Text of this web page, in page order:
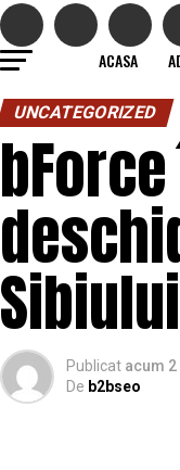
ACASA
UNCATEGORIZED
Sibiului
Publicat acum 2
De b2bseo